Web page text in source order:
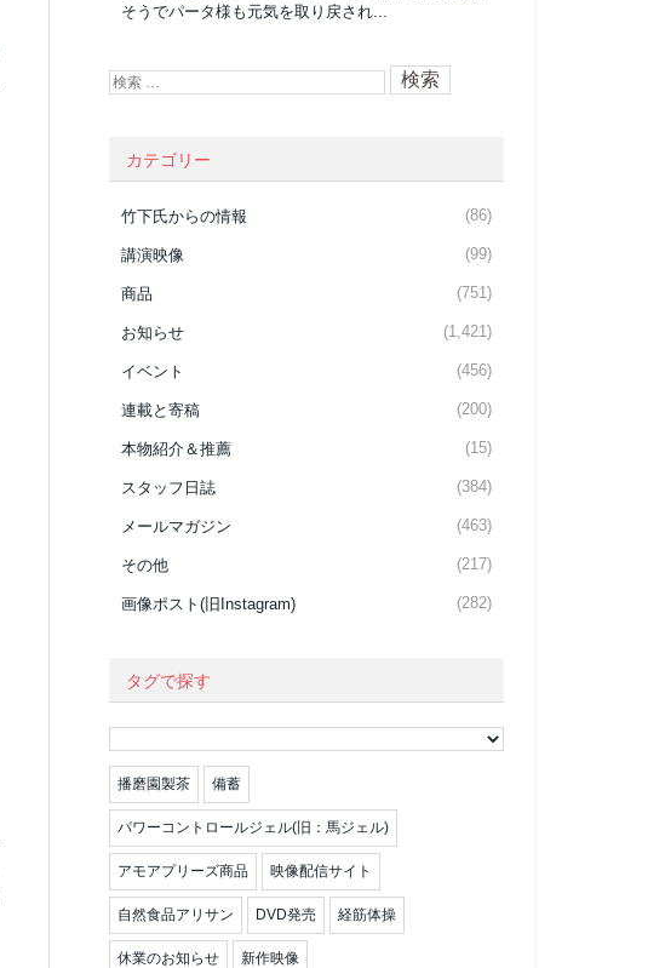
そうでパータ様も元気を取り戻され...
カテゴリー
竹下氏からの情報 (86)
講演映像 (99)
商品 (751)
お知らせ (1,421)
イベント (456)
連載と寄稿 (200)
本物紹介＆推薦 (15)
スタッフ日誌 (384)
メールマガジン (463)
その他 (217)
画像ポスト(旧Instagram) (282)
タグで探す
播磨園製茶 備蓄
パワーコントロールジェル(旧：馬ジェル)
アモアプリーズ商品 映像配信サイト
自然食品アリサン DVD発売 経筋体操
休業のお知らせ 新作映像